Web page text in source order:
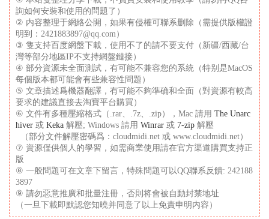
詢如何安裝和使用的問題了）
② 内容整理于網絡公開，如果有侵權可聯系删除（需提供版權證
明到：2421883897@qq.com）
③ 隻支持百度網盤下載，使用不了的請不要支付（新疆/西藏/台
灣等部分地區IP不支持網盤鏈接）
④ 部分資源未全面測試，有可能不兼容您的系統（特别是MacOS
每個版本都可能會有些兼容性問題）
⑤ 文章描述爲機器翻譯，有可能不夠準确和全面（對資源有較高
要求的建議直接去淘寶平台購買）
⑥ 文件有多種壓縮格式（.rar、.7z、.zip），Mac 請用 The Unarc
hiver 或 Keka 解壓; Windows 請用 Winrar 或 7-zip 解壓
（部分文件解壓密碼爲：cloudmidi.net 或 www.cloudmidi.net）
⑦ 資源僅供個人的學習，如需商業使用請在官方渠道購買支持正
版
⑧ 一般問題可在文章下留言，特殊問題可以QQ聯系反饋: 242188
3897
⑨ 請勿惡意推廣和批量注冊，否則将會被自動封禁地址
（一旦下載即默認您知曉并同意了以上免責申明内容）